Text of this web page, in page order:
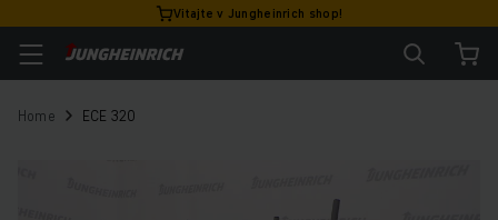
Vitajte v Jungheinrich shop!
Home ECE 320